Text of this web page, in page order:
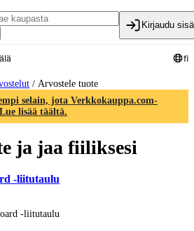
Kirjaudu
fi
/ Arvostele tuote
selain, jota Verkkokauppa.com-
lisää täältä.
ja jaa fiiliksesi
-liitutaulu
-liitutaulu